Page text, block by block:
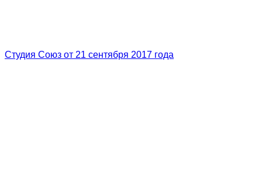
Студия Союз от 21 сентября 2017 года